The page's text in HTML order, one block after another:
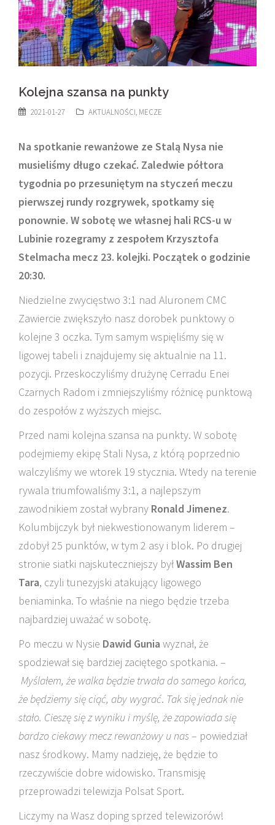
Kolejna szansa na punkty
2021-01-27 AKTUALNOŚCI, MECZE
Na spotkanie rewanżowe ze Stalą Nysa nie
musieliśmy długo czekać. Zaledwie półtora
tygodnia po przesuniętym na styczeń meczu
pierwszej rundy rozgrywek, spotkamy się
ponownie. W sobotę we własnej hali RCS-u w
Lubinie rozegramy z zespołem Krzysztofa
Stelmacha mecz 23. kolejki. Początek o godzinie
20:30.
Niedzielne zwycięstwo 3:1 nad Aluronem CMC
Zawiercie zwiększyło nasz dorobek punktowy o
kolejne 3 oczka. Tym samym wspięliśmy się w
ligowej tabeli i znajdujemy się aktualnie na 11.
pozycji. Przeskoczyliśmy drużynę Cerradu Enei
Czarnych Radom i zmniejszyliśmy różnicę punktową
do zespołów z wyższych miejsc.
Przed nami kolejna szansa na punkty. W sobotę
podejmiemy ekipę Stali Nysa, z którą poprzednio
walczyliśmy we wtorek 19 stycznia. Wtedy na terenie
rywala triumfowaliśmy 3:1, a najlepszym
zawodnikiem został wybrany Ronald Jimenez.
Kolumbijczyk był niekwestionowanym liderem –
zdobył 25 punktów, w tym 2 asy i blok. Po drugiej
stronie siatki najskuteczniejszy byłWassim Ben
Tara, czyli tunezyjski atakujący ligowego
beniaminka. To właśnie na niego będzie trzeba
najbardziej uważać w sobotę.
Po meczu w Nysie Dawid Gunia wyznał, że
spodziewał się bardziej zaciętego spotkania. –
Myślałem, że walka będzie trwała do samego końca,
że będziemy się ciąć, aby wygrać. Tak się jednak nie
stało. Cieszę się z wyniku i myślę, że zapowiada się
bardzo ciekawy mecz rewanżowy u nas – powiedział
nasz środkowy. Mamy nadzieję, że będzie to
rzeczywiście dobre widowisko. Transmisję
przeprowadzi telewizja Polsat Sport.
Liczymy na Wasz doping sprzed telewizorów!